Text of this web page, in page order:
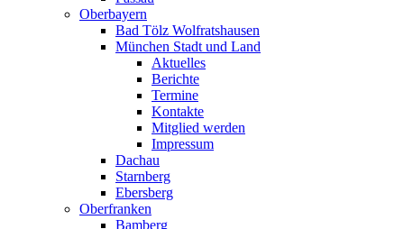
Oberbayern
Bad Tölz Wolfratshausen
München Stadt und Land
Aktuelles
Berichte
Termine
Kontakte
Mitglied werden
Impressum
Dachau
Starnberg
Ebersberg
Oberfranken
Bamberg